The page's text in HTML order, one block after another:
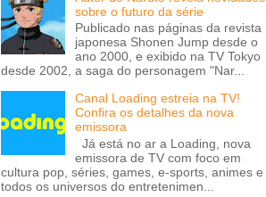
sobre o futuro da série
Publicado nas páginas da revista
japonesa Shonen Jump desde o
ano 2000, e exibido na TV Tokyo
desde 2002, a saga do personagem "Nar...
Canal Loading estreia na TV!
Confira os detalhes da nova
emissora
Já está no ar a Loading, nova
emissora de TV com foco em
cultura pop, séries, games, e-sports, animes e
todos os universos do entretenimen...